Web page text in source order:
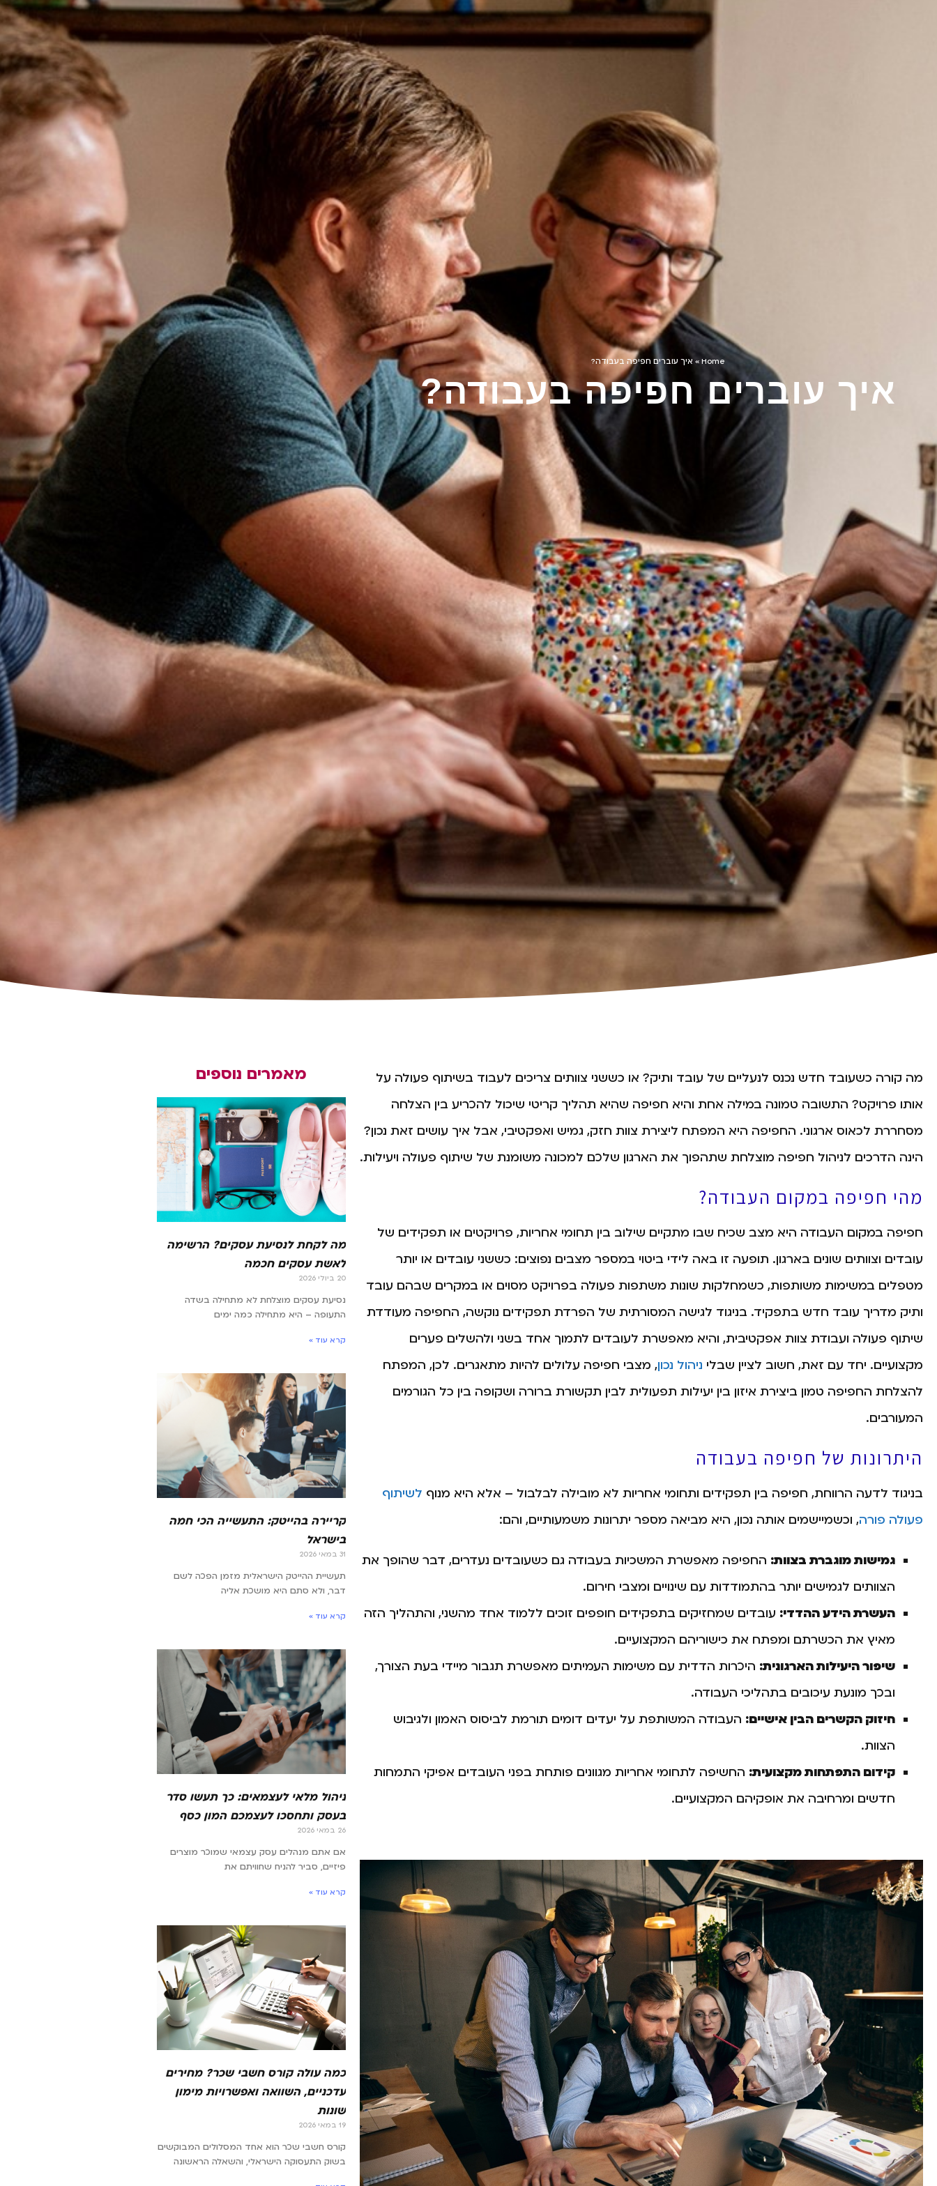
Home
» איך עוברים חפיפה בעבודה?
איך עוברים חפיפה בעבודה?
מה קורה כשעובד חדש נכנס לנעליים של עובד ותיק? או כששני צוותים צריכים לעבוד בשיתוף פעולה על
אותו פרויקט? התשובה טמונה במילה אחת והיא חפיפה שהיא תהליך קריטי שיכול להכריע בין הצלחה
מסחררת לכאוס ארגוני. החפיפה היא המפתח ליצירת צוות חזק, גמיש ואפקטיבי, אבל איך עושים זאת נכון?
הינה הדרכים לניהול חפיפה מוצלחת שתהפוך את הארגון שלכם למכונה משומנת של שיתוף פעולה ויעילות.
מהי חפיפה במקום העבודה?
חפיפה במקום העבודה היא מצב שכיח שבו מתקיים שילוב בין תחומי אחריות, פרויקטים או תפקידים של
עובדים וצוותים שונים בארגון. תופעה זו באה לידי ביטוי במספר מצבים נפוצים: כששני עובדים או יותר
מטפלים במשימות משותפות, כשמחלקות שונות משתפות פעולה בפרויקט מסוים או במקרים שבהם עובד
ותיק מדריך עובד חדש בתפקיד. בניגוד לגישה המסורתית של הפרדת תפקידים נוקשה, החפיפה מעודדת
שיתוף פעולה ועבודת צוות אפקטיבית, והיא מאפשרת לעובדים לתמוך אחד בשני ולהשלים פערים
מקצועיים. יחד עם זאת, חשוב לציין שבלי ניהול נכון, מצבי חפיפה עלולים להיות מתאגרים. לכן, המפתח
להצלחת החפיפה טמון ביצירת איזון בין יעילות תפעולית לבין תקשורת ברורה ושקופה בין כל הגורמים
המעורבים.
היתרונות של חפיפה בעבודה
בניגוד לדעה הרווחת, חפיפה בין תפקידים ותחומי אחריות לא מובילה לבלבול – אלא היא מנוף לשיתוף
פעולה פורה, וכשמיישמים אותה נכון, היא מביאה מספר יתרונות משמעותיים, והם:
גמישות מוגברת בצוות: החפיפה מאפשרת המשכיות בעבודה גם כשעובדים נעדרים, דבר שהופך את
הצוותים לגמישים יותר בהתמודדות עם שינויים ומצבי חירום.
העשרת הידע ההדדי: עובדים שמחזיקים בתפקידים חופפים זוכים ללמוד אחד מהשני, והתהליך הזה
מאיץ את הכשרתם ומפתח את כישוריהם המקצועיים.
שיפור היעילות הארגונית: היכרות הדדית עם משימות העמיתים מאפשרת תגבור מיידי בעת הצורך,
ובכך מונעת עיכובים בתהליכי העבודה.
חיזוק הקשרים הבין אישיים: העבודה המשותפת על יעדים דומים תורמת לביסוס האמון ולגיבוש
הצוות.
קידום התפתחות מקצועית: החשיפה לתחומי אחריות מגוונים פותחת בפני העובדים אפיקי התמחות
חדשים ומרחיבה את אופקיהם המקצועיים.
מאמרים נוספים
מה לקחת לנסיעת עסקים? הרשימה
לאשת עסקים חכמה
20 ביולי 2026
נסיעת עסקים מוצלחת לא מתחילה בשדה
התעופה – היא מתחילה כמה ימים
קרא עוד »
קריירה בהייטק: התעשייה הכי חמה
בישראל
31 במאי 2026
תעשיית ההייטק הישראלית מזמן הפכה לשם
דבר, ולא סתם היא מושכת אליה
קרא עוד »
ניהול מלאי לעצמאים: כך תעשו סדר
בעסק ותחסכו לעצמכם המון כסף
26 במאי 2026
אם אתם מנהלים עסק עצמאי שמוכר מוצרים
פיזיים, סביר להניח שחוויתם את
קרא עוד »
כמה עולה קורס חשבי שכר? מחירים
עדכניים, השוואה ואפשרויות מימון
שונות
19 במאי 2026
קורס חשבי שכר הוא אחד המסלולים המבוקשים
בשוק התעסוקה הישראלי, והשאלה הראשונה